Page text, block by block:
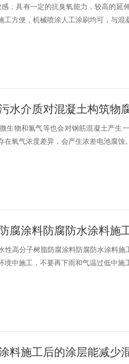
，具有一定的抗臭氧能力，较高的延
工方便，机械喷涂人工涂刷均可，与混
水介质对混凝土构筑物
生物和氯气等也会对钢筋混凝土产生
在氧气浓度差异，会产生浓差电池腐蚀
腐涂料防腐防水涂料施
性高分子树脂防腐涂料防腐防水涂料
境中施工，不要再下雨和气温过低中施